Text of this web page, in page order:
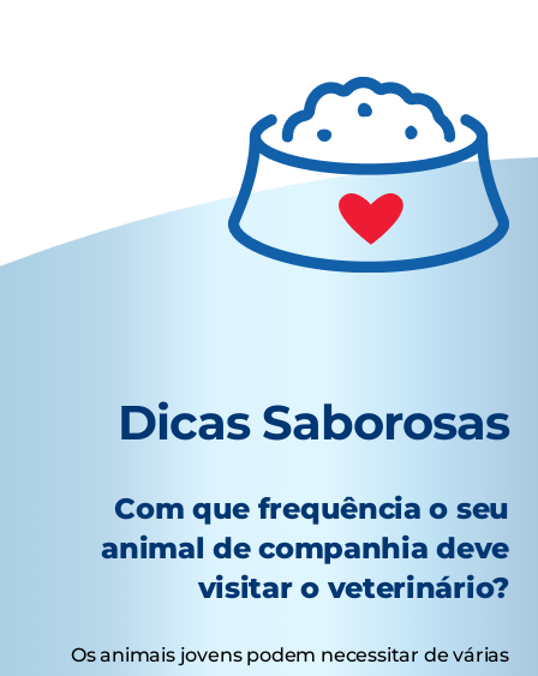
Dicas Saborosas
Com que frequência o seu
animal de companhia deve
visitar o veterinário?
Os animais jovens podem necessitar de várias